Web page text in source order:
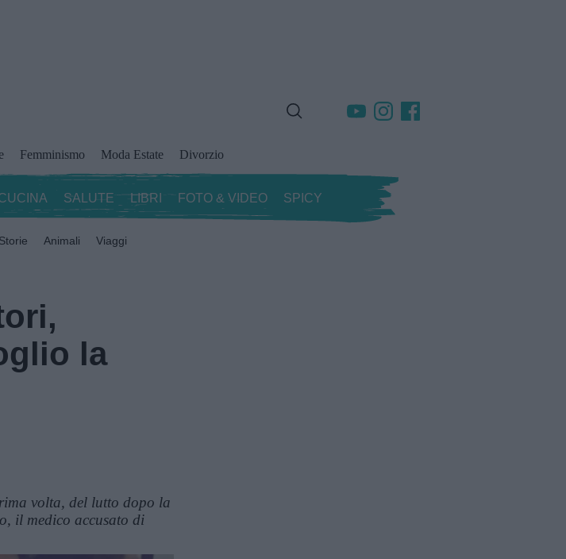
Femminismo Moda Estate Divorzio
SALUTE LIBRI FOTO & VIDEO SPICY
Storie Animali Viaggi
la
volta, del lutto dopo la
il medico accusato di